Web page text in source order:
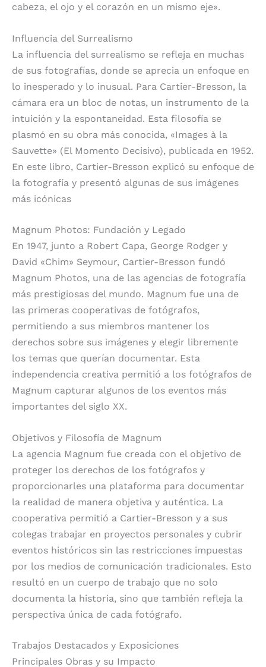
cabeza, el ojo y el corazón en un mismo eje».
Influencia del Surrealismo
La influencia del surrealismo se refleja en muchas
de sus fotografías, donde se aprecia un enfoque en
lo inesperado y lo inusual. Para Cartier-Bresson, la
cámara era un bloc de notas, un instrumento de la
intuición y la espontaneidad. Esta filosofía se
plasmó en su obra más conocida, «Images à la
Sauvette» (El Momento Decisivo), publicada en 1952.
En este libro, Cartier-Bresson explicó su enfoque de
la fotografía y presentó algunas de sus imágenes
más icónicas
Magnum Photos: Fundación y Legado
En 1947, junto a Robert Capa, George Rodger y
David «Chim» Seymour, Cartier-Bresson fundó
Magnum Photos, una de las agencias de fotografía
más prestigiosas del mundo. Magnum fue una de
las primeras cooperativas de fotógrafos,
permitiendo a sus miembros mantener los
derechos sobre sus imágenes y elegir libremente
los temas que querían documentar. Esta
independencia creativa permitió a los fotógrafos de
Magnum capturar algunos de los eventos más
importantes del siglo XX.
Objetivos y Filosofía de Magnum
La agencia Magnum fue creada con el objetivo de
proteger los derechos de los fotógrafos y
proporcionarles una plataforma para documentar
la realidad de manera objetiva y auténtica. La
cooperativa permitió a Cartier-Bresson y a sus
colegas trabajar en proyectos personales y cubrir
eventos históricos sin las restricciones impuestas
por los medios de comunicación tradicionales. Esto
resultó en un cuerpo de trabajo que no solo
documenta la historia, sino que también refleja la
perspectiva única de cada fotógrafo.
Trabajos Destacados y Exposiciones
Principales Obras y su Impacto